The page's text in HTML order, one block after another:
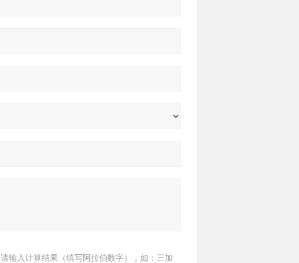
请输入计算结果（填写阿拉伯数字），如：三加